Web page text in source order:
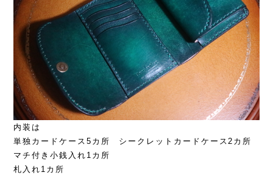
内装は
単独カードケース5カ所 シークレットカードケース2カ所
マチ付き小銭入れ1カ所
札入れ1カ所